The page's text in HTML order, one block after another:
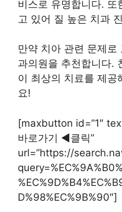
비스로 유명합니다. 또
고 있어 질 높은 치과
만약 치아 관련 문제로
과의원을 추천합니다.
이 최상의 치료를 제공
요!
[maxbutton id=”1″
바로가기 ◀︎클릭”
url=”https://
D%98%EC%9B%90″]